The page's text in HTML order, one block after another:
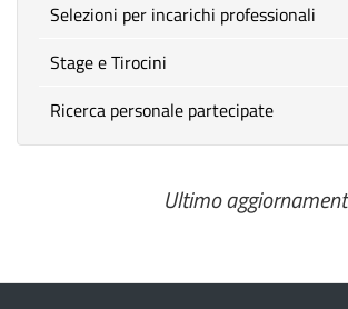
Selezioni per incarichi professionali
Stage e Tirocini
Ricerca personale partecipate
Ultimo